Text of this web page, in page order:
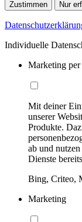
Zustimmen Nur
Individuelle
Marketing
Mit deiner
unserer
Produkte.
ab und
Dienste
Bing, Criteo,
Marketing